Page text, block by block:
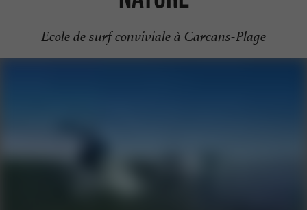
Ecole de surf conviviale à Carcans-Plage